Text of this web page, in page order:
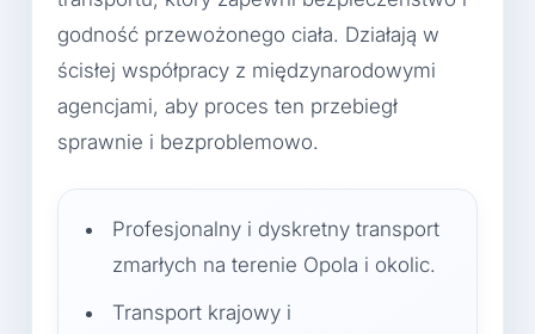
godność przewożonego ciała. Działają w
ścisłej współpracy z międzynarodowymi
agencjami, aby proces ten przebiegł
sprawnie i bezproblemowo.
Profesjonalny i dyskretny transport
zmarłych na terenie Opola i okolic.
Transport krajowy i